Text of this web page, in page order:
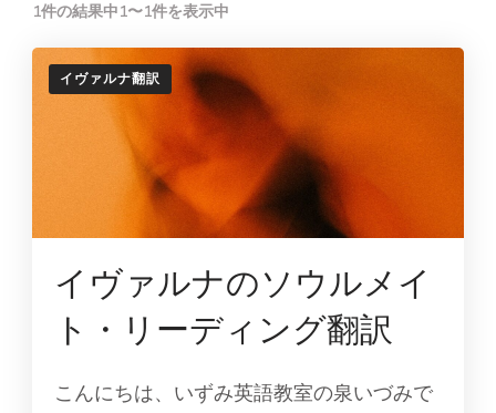
1件の結果中1〜1件を表示中
イヴァルナ翻訳
イヴァルナのソウルメイ
ト・リーディング翻訳
こんにちは、いずみ英語教室の泉いづみで